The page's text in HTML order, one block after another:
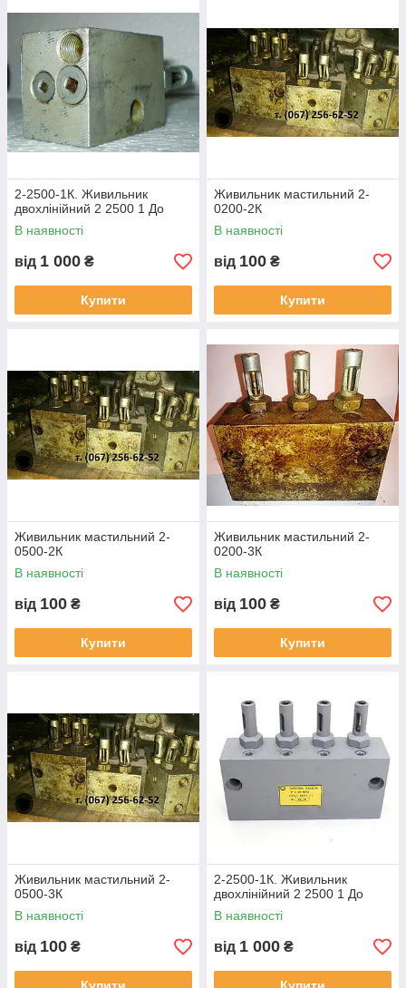
2-2500-1К. Живильник
двохлінійний 2 2500 1 До
В наявності
від 1 000 ₴
Купити
Живильник мастильний 2-
0200-2К
В наявності
від 100 ₴
Купити
Живильник мастильний 2-
0500-2К
В наявності
від 100 ₴
Купити
Живильник мастильний 2-
0200-3К
В наявності
від 100 ₴
Купити
Живильник мастильний 2-
0500-3К
В наявності
від 100 ₴
2-2500-1К. Живильник
двохлінійний 2 2500 1 До
В наявності
від 1 000 ₴